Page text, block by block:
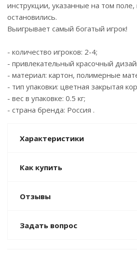
инструкции, указанные на том поле,
остановились.
Выигрывает самый богатый игрок!
- количество игроков: 2-4;
- привлекательный красочный
- материал: картон, полимерные
- тип упаковки: цветная закрытая
- вес в упаковке: 0.5 кг;
- страна бренда: Россия .
Характеристики
Как купить
Отзывы
Задать вопрос